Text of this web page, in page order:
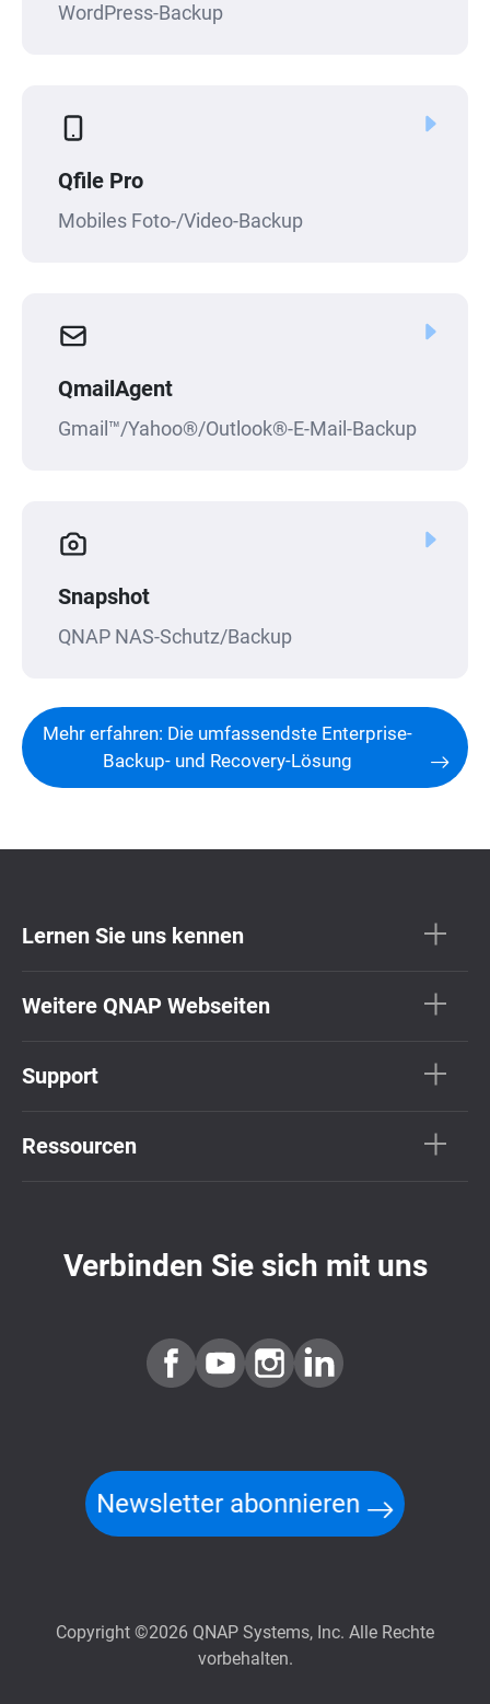
WordPress-Backup
Qfile Pro
Mobiles Foto-/Video-Backup
QmailAgent
Gmail™/Yahoo®/Outlook®-E-Mail-Backup
Snapshot
QNAP NAS-Schutz/Backup
Mehr erfahren: Die umfassendste Enterprise-
Backup- und Recovery-Lösung
Lernen Sie uns kennen
Weitere QNAP Webseiten
Support
Ressourcen
Verbinden Sie sich mit uns
Newsletter abonnieren
Copyright ©2026 QNAP Systems, Inc. Alle Rechte
vorbehalten.